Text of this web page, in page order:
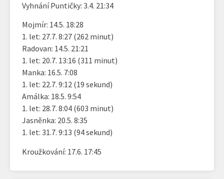
Vyhnání Puntičky: 3.4. 21:34
Mojmír: 14.5. 18:28
1. let: 27.7. 8:27 (262 minut)
Radovan: 14.5. 21:21
1. let: 20.7. 13:16 (311 minut)
Manka: 16.5. 7:08
1. let: 22.7. 9:12 (19 sekund)
Amálka: 18.5. 9:54
1. let: 28.7. 8:04 (603 minut)
Jasněnka: 20.5. 8:35
1. let: 31.7. 9:13 (94 sekund)
Kroužkování: 17.6. 17:45